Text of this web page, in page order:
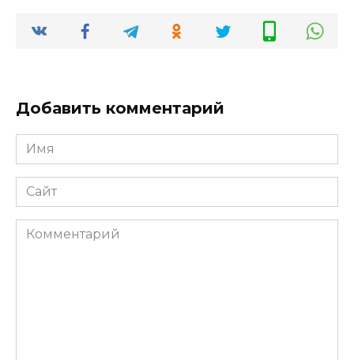
Добавить комментарий
Имя
*
Сайт
Комментарий